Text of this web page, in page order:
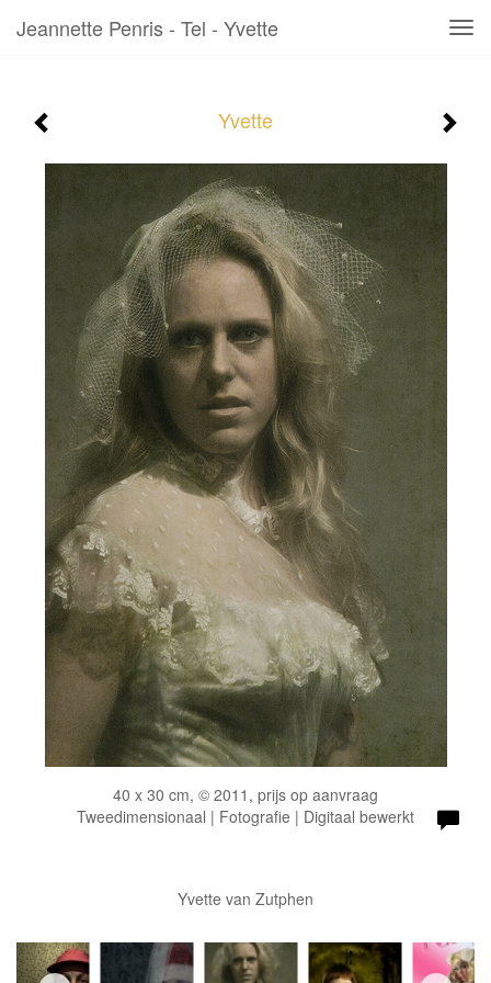
Jeannette Penris - Tel - Yvette
Yvette
40 x 30 cm, © 2011, prijs op aanvraag
Tweedimensionaal | Fotografie | Digitaal bewerkt
Yvette van Zutphen